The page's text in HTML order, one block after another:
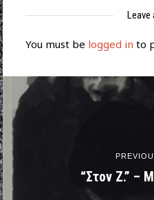
Leave
You must be logged in to
“Στον Ζ.” –